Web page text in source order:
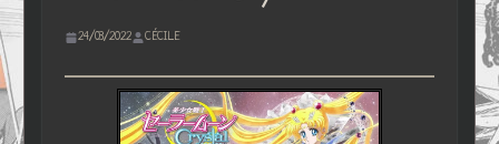
24/03/2022 CÉCILE